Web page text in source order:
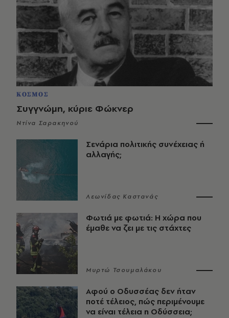
ΚΟΣΜΟΣ
Συγγνώμη, κύριε Φώκνερ
Ντίνα Σαρακηνού
Σενάρια πολιτικής συνέχειας ή
αλλαγής;
Λεωνίδας Καστανάς
Φωτιά με φωτιά: Η χώρα που
έμαθε να ζει με τις στάχτες
Μυρτώ Τσουμαλάκου
Αφού ο Οδυσσέας δεν ήταν
ποτέ τέλειος, πώς περιμένουμε
να είναι τέλεια η Οδύσσεια;